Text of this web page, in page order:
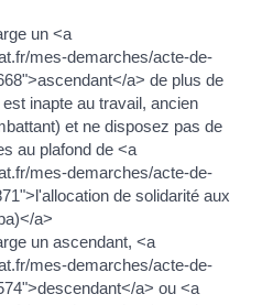
un <a
mes-demarches/acte-de-
a> de plus de
inapte au travail, ancien
et ne disposez pas de
au plafond de <a
mes-demarches/acte-de-
de solidarité aux
a>
un ascendant, <a
mes-demarches/acte-de-
a> ou <a